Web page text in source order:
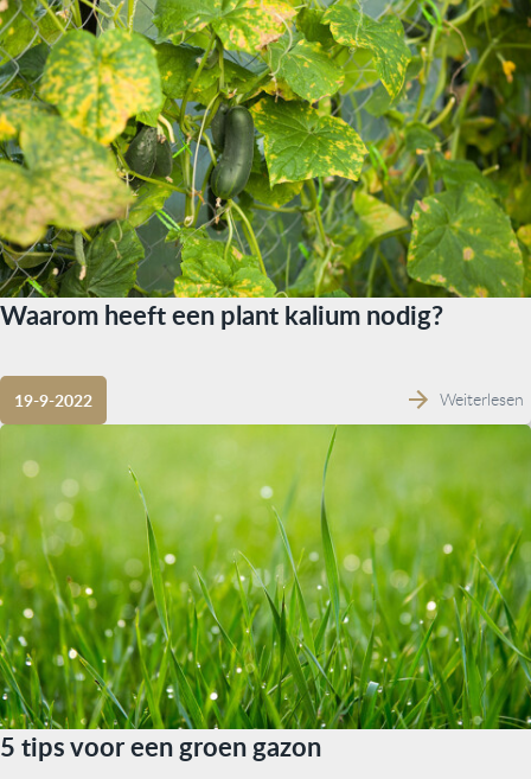
Waarom heeft een plant kalium nodig?
19-9-2022 Weiterlesen
5 tips voor een groen gazon